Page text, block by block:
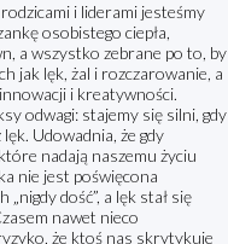
i liderami jesteśmy
osobistego ciepła,
a wszystko zebrane po to, by
jak lęk, żal i rozczarowanie, a
i kreatywności.
odwagi: stajemy się silni, gdy
Udowadnia, że gdy
nadają naszemu życiu
nie jest poświęcona
dość”, a lęk stał się
nawet nieco
że ktoś nas skrytykuje